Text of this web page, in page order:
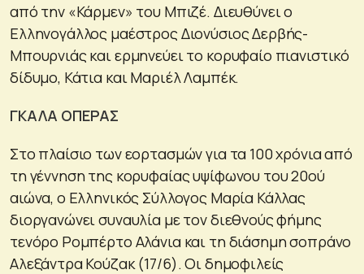
από την «Κάρμεν» του Μπιζέ. Διευθύνει ο
Ελληνογάλλος μαέστρος Διονύσιος Δερβής-
Μπουρνιάς και ερμηνεύει το κορυφαίο πιανιστικό
δίδυμο, Κάτια και Μαριέλ Λαμπέκ.
ΓΚΑΛΑ ΟΠΕΡΑΣ
Στο πλαίσιο των εορτασμών για τα 100 χρόνια από
τη γέννηση της κορυφαίας υψίφωνου του 20ού
αιώνα, ο Ελληνικός Σύλλογος Μαρία Κάλλας
διοργανώνει συναυλία με τον διεθνούς φήμης
τενόρο Ρομπέρτο Αλάνια και τη διάσημη σοπράνο
Αλεξάντρα Κούζακ (17/6). Οι δημοφιλείς